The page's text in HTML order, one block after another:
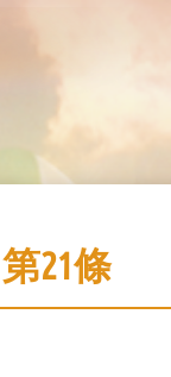
21條